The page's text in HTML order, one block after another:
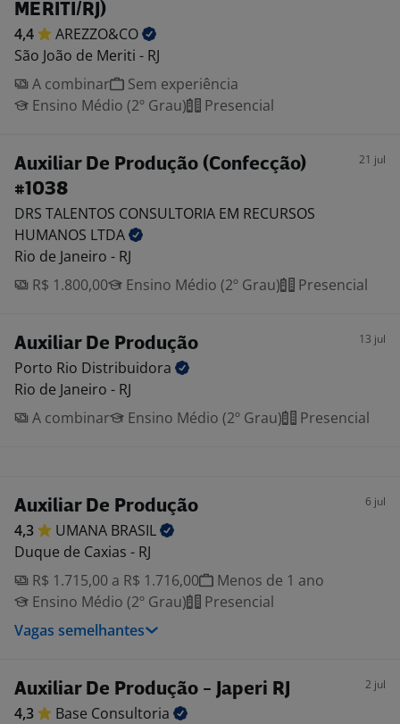
MERITI/RJ)
4,4
AREZZO&CO
São João de Meriti - RJ
A combinar
Sem experiência
Ensino Médio (2º Grau)
Presencial
Auxiliar De Produção (Confecção)
#1038
21 jul
DRS TALENTOS CONSULTORIA EM RECURSOS
HUMANOS LTDA
Rio de Janeiro - RJ
R$ 1.800,00
Ensino Médio (2º Grau) Presencial
Auxiliar De Produção 13 jul
Porto Rio Distribuidora
Rio de Janeiro - RJ
A combinar
Ensino Médio (2º Grau) Presencial
Auxiliar De Produção 6 jul
4,3 UMANA BRASIL
Duque de Caxias - RJ
R$ 1.715,00 a R$ 1.716,00
Menos de 1 ano
Ensino Médio (2º Grau)
Presencial
Vagas semelhantes
Auxiliar De Produção - Japeri RJ 2 jul
4,3 Base Consultoria